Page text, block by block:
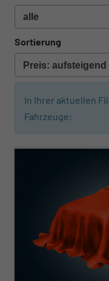
Sortierung
In Ihrer aktuellen
Fahrzeuge:
ab 468,– € mtl.